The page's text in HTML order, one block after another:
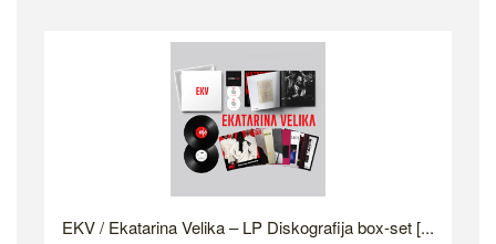
EKV / Ekatarina Velika – LP Diskografija box-set [...